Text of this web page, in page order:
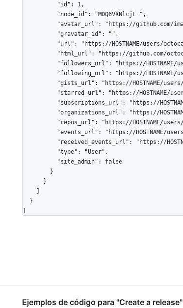
Ejemplos de código para "Create a release"